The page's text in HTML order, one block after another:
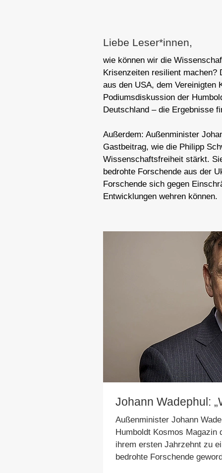
Liebe Leser*innen,
wie können wir die
Krisenzeiten resilient machen?
aus den USA, dem Vereinigten
Podiumsdiskussion der
Deutschland – die Ergebnisse
Außerdem: Außenminister
Gastbeitrag, wie die Philipp
Wissenschaftsfreiheit stärkt.
bedrohte Forschende aus der
Forschende sich gegen
Entwicklungen wehren können.
Johann Wadephul:
Außenminister Johann
Humboldt Kosmos Magazin
ihrem ersten Jahrzehnt zu
bedrohte Forschende